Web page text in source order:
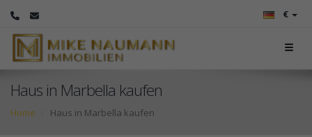
€
Haus in Marbella kaufen
Home Haus in Marbella kaufen